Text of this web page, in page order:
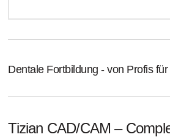
Dentale Fortbildung - von Profis
Tizian CAD/CAM –